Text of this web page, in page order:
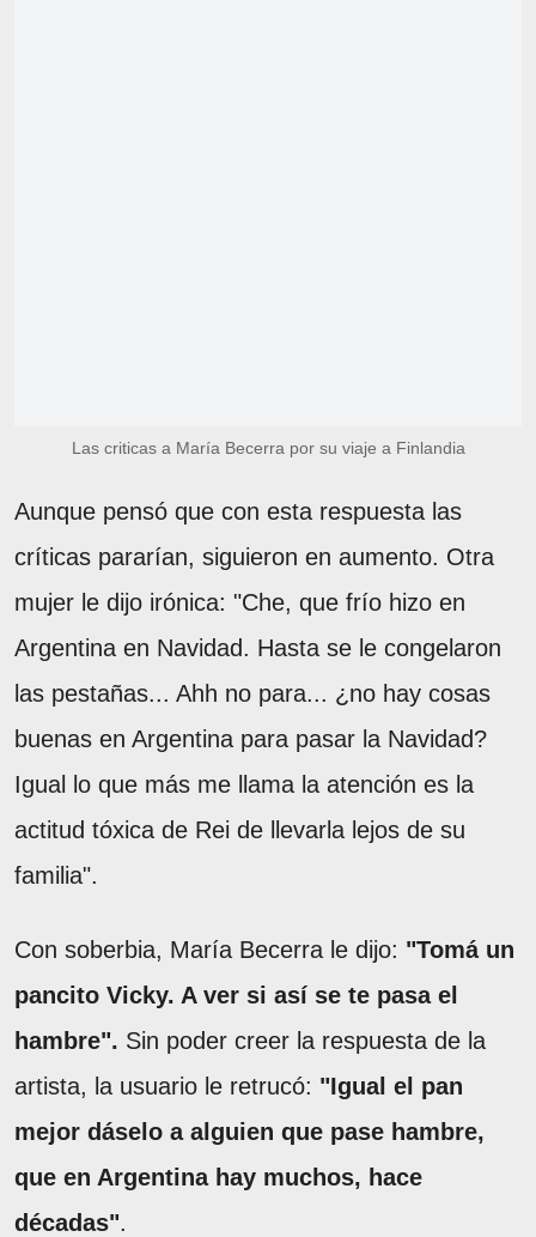
Las criticas a María Becerra por su viaje a Finlandia
Aunque pensó que con esta respuesta las
críticas pararían, siguieron en aumento. Otra
mujer le dijo irónica: "Che, que frío hizo en
Argentina en Navidad. Hasta se le congelaron
las pestañas... Ahh no para... ¿no hay cosas
buenas en Argentina para pasar la Navidad?
Igual lo que más me llama la atención es la
actitud tóxica de Rei de llevarla lejos de su
familia".
Con soberbia, María Becerra le dijo: "Tomá un
pancito Vicky. A ver si así se te pasa el
hambre". Sin poder creer la respuesta de la
artista, la usuario le retrucó: "Igual el pan
mejor dáselo a alguien que pase hambre,
que en Argentina hay muchos, hace
décadas".